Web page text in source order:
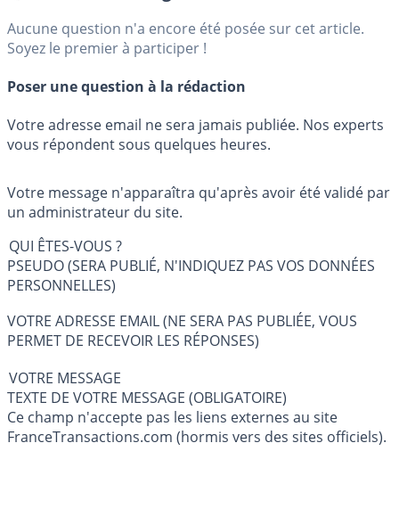
Aucune question n'a encore été posée sur cet article.
Soyez le premier à participer !
Poser une question à la rédaction
Votre adresse email ne sera jamais publiée. Nos experts
vous répondent sous quelques heures.
Votre message n'apparaîtra qu'après avoir été validé par
un administrateur du site.
QUI ÊTES-VOUS ?
PSEUDO (SERA PUBLIÉ, N'INDIQUEZ PAS VOS DONNÉES
PERSONNELLES)
VOTRE ADRESSE EMAIL (NE SERA PAS PUBLIÉE, VOUS
PERMET DE RECEVOIR LES RÉPONSES)
VOTRE MESSAGE
TEXTE DE VOTRE MESSAGE (OBLIGATOIRE)
Ce champ n'accepte pas les liens externes au site
FranceTransactions.com (hormis vers des sites officiels).